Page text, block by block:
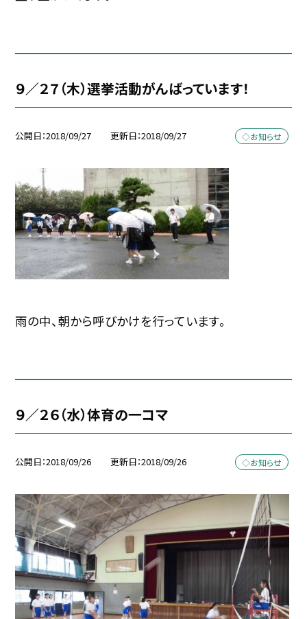
９／２７（木）選挙活動がんばっています！
公開日 2018/09/27 更新日 2018/09/27 ◇お知らせ
雨の中、朝から呼びかけを行っています。
９／２６（水）体育の一コマ
公開日 2018/09/26 更新日 2018/09/26 ◇お知らせ